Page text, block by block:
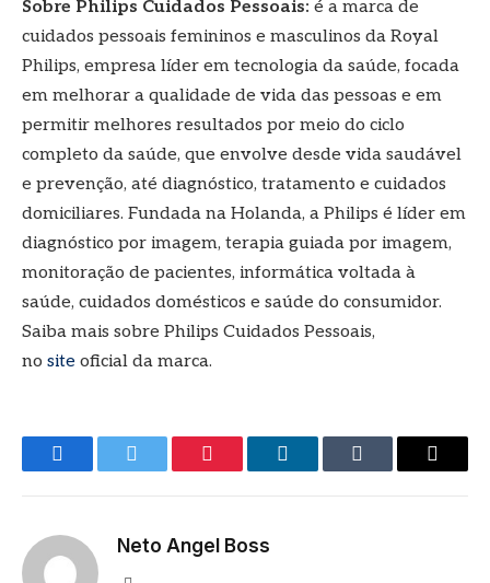
Sobre Philips Cuidados Pessoais: é a marca de
cuidados pessoais femininos e masculinos da Royal
Philips, empresa líder em tecnologia da saúde, focada
em melhorar a qualidade de vida das pessoas e em
permitir melhores resultados por meio do ciclo
completo da saúde, que envolve desde vida saudável
e prevenção, até diagnóstico, tratamento e cuidados
domiciliares. Fundada na Holanda, a Philips é líder em
diagnóstico por imagem, terapia guiada por imagem,
monitoração de pacientes, informática voltada à
saúde, cuidados domésticos e saúde do consumidor.
Saiba mais sobre Philips Cuidados Pessoais,
no site oficial da marca.
FacebookTwitter Pinterest LinkedInTumblr
E-
Neto Angel Boss